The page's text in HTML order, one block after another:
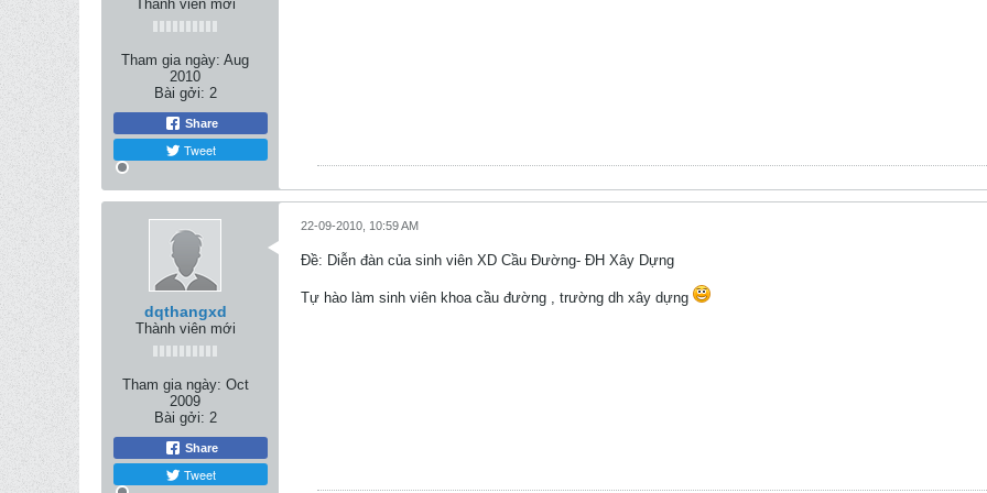
Thành viên mới
Tham gia ngày: Aug
2010
Bài gởi: 2
Share
Tweet
dqthangxd
Thành viên mới
Tham gia ngày: Oct
2009
Bài gởi: 2
Share
Tweet
22-09-2010, 10:59 AM
Ðề: Diễn đàn của sinh viên XD Cầu Đường- ĐH Xây Dựng
Tự hào làm sinh viên khoa cầu đường , trường dh xây dựng